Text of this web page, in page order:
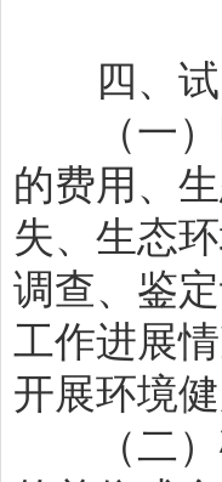
四、试
（一）
的费用、
失、生态
调查、鉴
工作进展
开展环境
（二）